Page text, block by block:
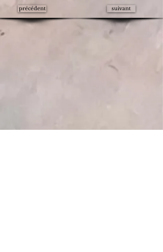
précédent suivant